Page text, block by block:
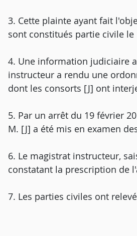
3. Cette plainte ayant fait
sont constitués partie civile le
4. Une information judiciaire
instructeur a rendu une
dont les consorts [J] ont
5. Par un arrêt du 19 février
M. [J] a été mis en examen
6. Le magistrat instructeur,
constatant la prescription de
7. Les parties civiles ont